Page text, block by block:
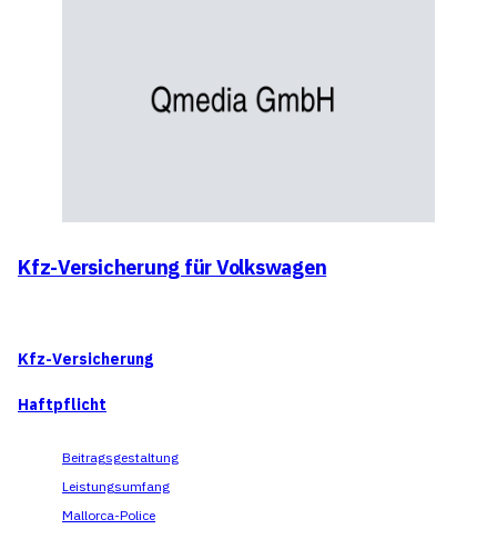
Kfz-Versicherung für Volkswagen
Kfz-Versicherung
Haftpflicht
Beitragsgestaltung
Leistungsumfang
Mallorca-Police